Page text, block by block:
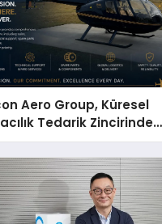
Aero Group, Küresel
Tedarik Zincirinde
Dünyaya Açılıyor